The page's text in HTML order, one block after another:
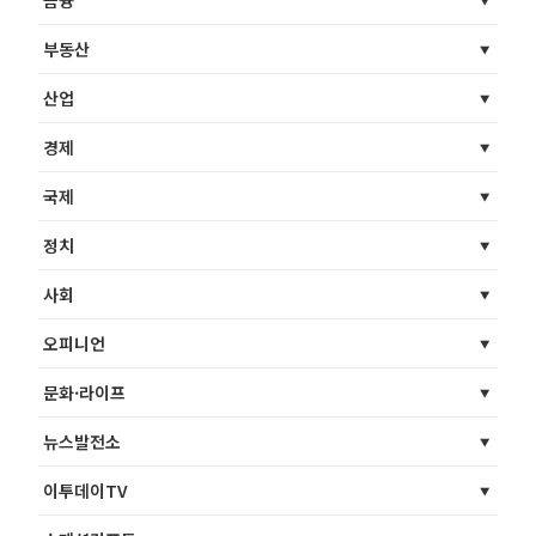
부동산
산업
경제
국제
정치
사회
오피니언
문화·라이프
뉴스발전소
이투데이TV